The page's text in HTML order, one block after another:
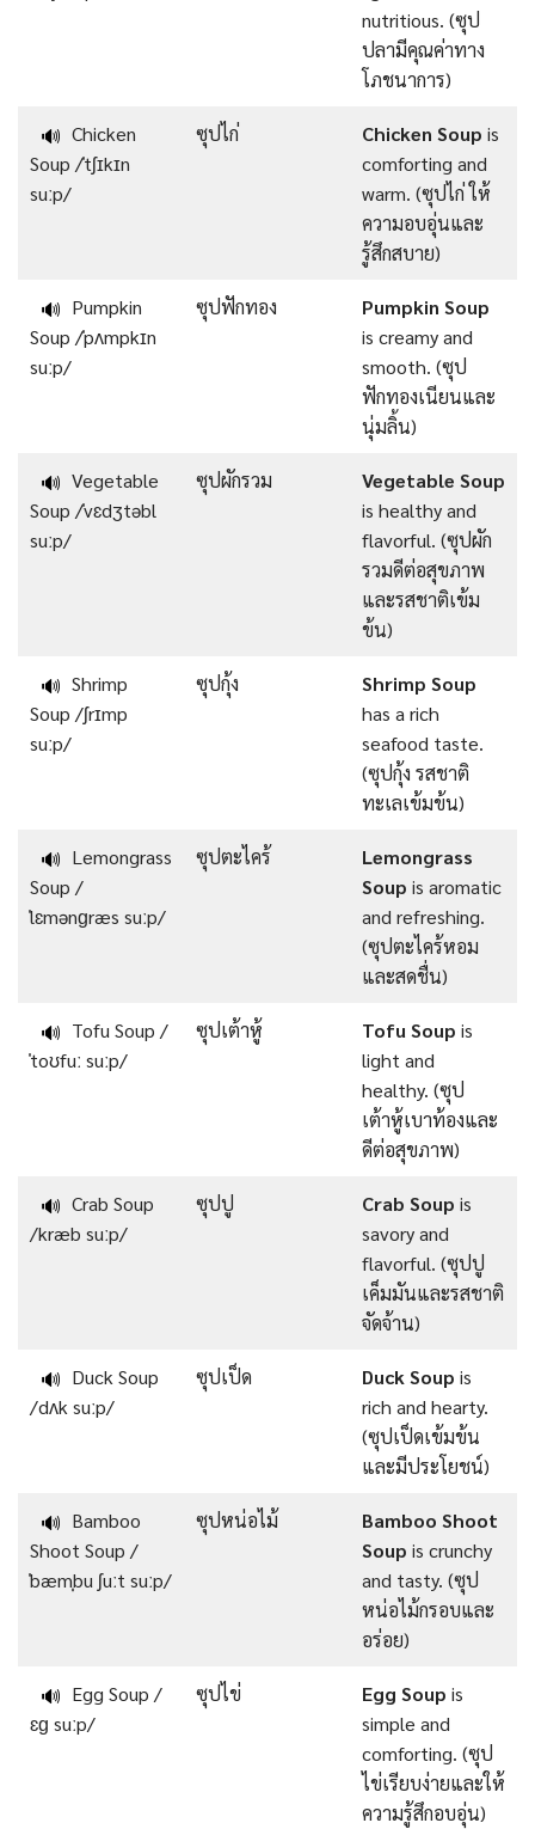
nutritious. (ซุป
ปลามีคุณค่าทาง
โภชนาการ)
🔊 Chicken
Soup /ˈtʃɪkɪn
suːp/
ซุปไก่ Chicken Soup is
comforting and
warm. (ซุปไก่ ให้
ความอบอุ่นและ
รู้สึกสบาย)
🔊 Pumpkin
Soup /ˈpʌmpkɪn
suːp/
ซุปฟักทอง
Pumpkin Soup
is creamy and
smooth. (ซุป
ฟักทองเนียนและ
นุ่มลิ้น)
🔊 Vegetable
Soup /ˈvɛdʒtəbl
suːp/
ซุปผักรวม
Vegetable Soup
is healthy and
flavorful. (ซุปผัก
รวมดีต่อสุขภาพ
และรสชาติเข้ม
ข้น)
🔊 Shrimp
Soup /ʃrɪmp
suːp/
ซุปกุ้ง
Shrimp Soup
has a rich
seafood taste.
(ซุปกุ้ง รสชาติ
ทะเลเข้มข้น)
🔊 Lemongrass
Soup /
ˈlɛmənɡræs suːp/
ซุปตะไคร้
Lemongrass
Soup is aromatic
and refreshing.
(ซุปตะไคร้หอม
และสดชื่น)
🔊 Tofu Soup /
ˈtoʊfuː suːp/
ซุปเต้าหู้ Tofu Soup is
light and
healthy. (ซุป
เต้าหู้เบาท้องและ
ดีต่อสุขภาพ)
🔊 Crab Soup
/kræb suːp/
ซุปปู Crab Soup is
savory and
flavorful. (ซุปปู
เค็มมันและรสชาติ
จัดจ้าน)
🔊 Duck Soup
/dʌk suːp/
ซุปเป็ด Duck Soup is
rich and hearty.
(ซุปเป็ดเข้มข้น
และมีประโยชน์)
🔊 Bamboo
Shoot Soup /
ˈbæmˌbu ʃuːt suːp/
ซุปหน่อไม้
Bamboo Shoot
Soup is crunchy
and tasty. (ซุป
หน่อไม้กรอบและ
อร่อย)
🔊 Egg Soup /
ɛɡ suːp/
ซุปไข่ Egg Soup is
simple and
comforting. (ซุป
ไข่เรียบง่ายและให้
ความรู้สึกอบอุ่น)